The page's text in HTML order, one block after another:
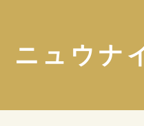
ニュウナ